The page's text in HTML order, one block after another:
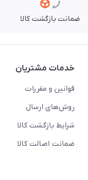
ضمانت بازگشت کالا
خدمات مشتریان
قوانین و مقررات
روش‌های ارسال
شرایط بازگشت کالا
ضمانت اصالت کالا